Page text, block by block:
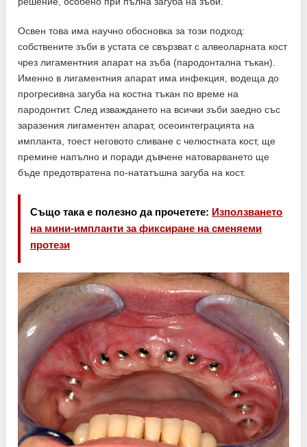
Освен това има научно обосновка за този подход:
собствените зъби в устата се свързват с алвеоларната кост
чрез лигаментния апарат на зъба (пародонтална тъкан).
Именно в лигаментния апарат има инфекция, водеща до
прогресивна загуба на костна тъкан по време на
пародонтит. След изваждането на всички зъби заедно със
заразения лигаментен апарат, осеоинтеграцията на
импланта, тоест неговото сливане с челюстната кост, ще
премине напълно и поради дъвчене натоварването ще
бъде предотвратена по-нататъшна загуба на кост.
Също така е полезно да прочетете: Използването
на мини-импланти за фиксиране на сменяеми
протези